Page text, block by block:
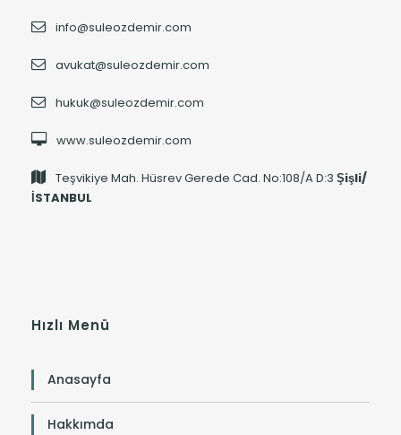
info@suleozdemir.com
avukat@suleozdemir.com
hukuk@suleozdemir.com
www.suleozdemir.com
Teşvikiye Mah. Hüsrev Gerede Cad. No:108/A D:3 Şişli/
İSTANBUL
Hızlı Menü
Anasayfa
Hakkımda